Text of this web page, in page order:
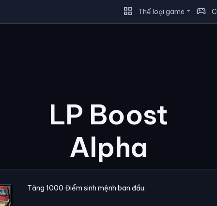
grid_view Thể loại game sports_esports
LP Boost
Alpha
Tăng 1000 Điểm sinh mệnh ban đầu.